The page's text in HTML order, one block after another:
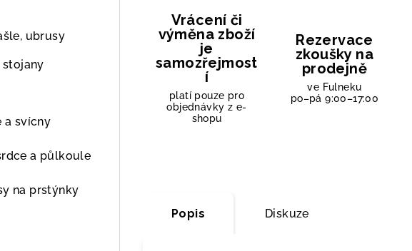
ubrusy
stojany
a svícny
a půlkoule
na prstýnky
Vrácení či
výměna zboží
je
samozřejmost
í
platí pouze pro
objednávky z e-
shopu
Rezervace
zkoušky na
prodejně
ve Fulneku
po–pá 9:00–17:00
Popis Diskuze